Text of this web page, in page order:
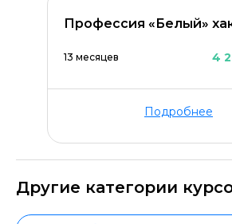
Профессия «Белый»
13 месяцев 4
Подробнее
Другие категории